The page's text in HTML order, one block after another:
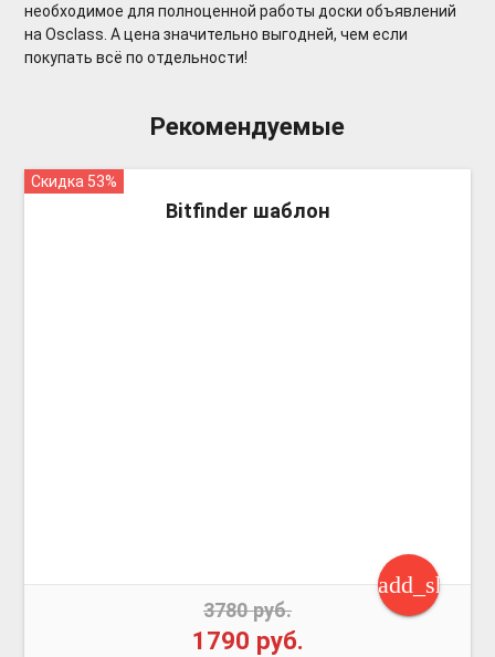
необходимое для полноценной работы доски объявлений
на Osclass. А цена значительно выгодней, чем если
покупать всё по отдельности!
Рекомендуемые
Скидка 53%
Bitfinder шаблон
3780 руб.
1790 руб.